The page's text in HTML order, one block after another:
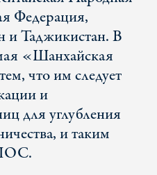
Федерация,
и Таджикистан. В
«Шанхайская
что им следует
и
для углубления
и таким